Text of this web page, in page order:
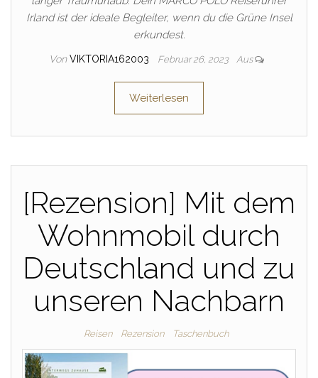
Irland ist der ideale Begleiter, wenn du die Grüne Insel
erkundest.
Von VIKTORIA162003 Februar 26, 2023 Aus
Weiterlesen
[Rezension] Mit dem
Wohnmobil durch
Deutschland und zu
unseren Nachbarn
Reisen Rezension Taschenbuch